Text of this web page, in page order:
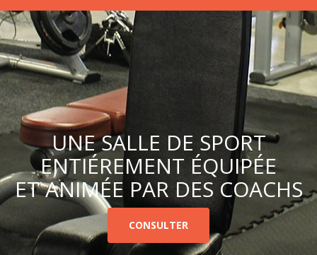
UNE SALLE DE SPORT
ENTIÉREMENT ÉQUIPÉE
ET ANIMÉE PAR DES COACHS
CONSULTER